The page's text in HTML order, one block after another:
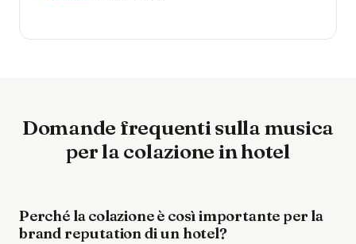
Domande frequenti sulla musica
per la colazione in hotel
Perché la colazione è così importante per la
brand reputation di un hotel?